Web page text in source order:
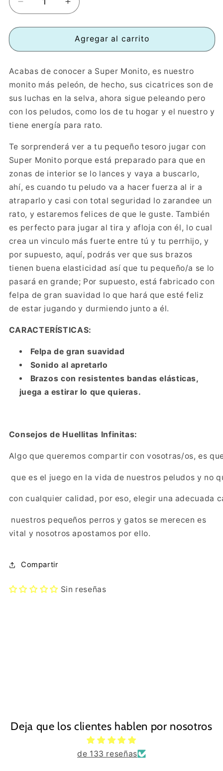
Reducir
cantidad
para
KingBoxer
¡Estira
los
brazos
con
fuerza,
estoy
Aumentar
cantidad
para
GiGWI
KingBoxer
¡Estira
los
brazos
con
fuerza,
estoy
Agregar al carrito
Acabas de conocer a Super Monito, es nuestro
monito más peleón, de hecho, sus cicatrices son de
sus luchas en la selva, ahora sigue peleando pero
con los peludos, como los de tu hogar y el nuestro y
tiene energía para rato.
Te sorprenderá ver a tu pequeño tesoro jugar con
Super Monito porque está preparado para que en
zonas de interior se lo lances y vaya a buscarlo,
ahí, es cuando tu peludo va a hacer fuerza al ir a
atraparlo y casi con total seguridad lo zarandee un
rato, y estaremos felices de que le guste. También
es perfecto para jugar al tira y afloja con él, lo cual
crea un vinculo más fuerte entre tú y tu perrhijo, y
por supuesto, aquí, podrás ver que sus brazos
tienen buena elasticidad así que tu pequeño/a se lo
pasará en grande; Por supuesto, está fabricado con
felpa de gran suavidad lo que hará que esté feliz
de estar jugando y durmiendo junto a él.
CARACTERÍSTICAS:
Felpa de gran suavidad
Sonido al apretarlo
Brazos con resistentes bandas elásticas,
juega a estirar lo que quieras.
Consejos de Huellitas Infinitas:
Algo que queremos compartir con vosotras/os, es
que es el juego en la vida de nuestros peludos y no
con cualquier calidad, por eso, elegir una adecuada
nuestros pequeños perros y gatos se merecen es
vital y nosotros apostamos por ello.
Compartir
Sin reseñas
Deja que los clientes hablen por nosotros
de 133 reseñas